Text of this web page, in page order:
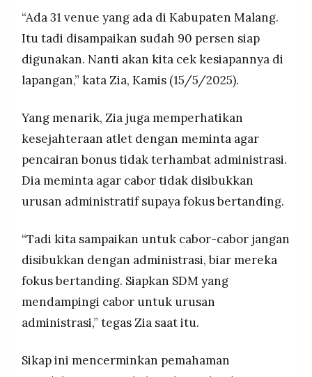
“Ada 31 venue yang ada di Kabupaten Malang.
Itu tadi disampaikan sudah 90 persen siap
digunakan. Nanti akan kita cek kesiapannya di
lapangan,” kata Zia, Kamis (15/5/2025).
Yang menarik, Zia juga memperhatikan
kesejahteraan atlet dengan meminta agar
pencairan bonus tidak terhambat administrasi.
Dia meminta agar cabor tidak disibukkan
urusan administratif supaya fokus bertanding.
“Tadi kita sampaikan untuk cabor-cabor jangan
disibukkan dengan administrasi, biar mereka
fokus bertanding. Siapkan SDM yang
mendampingi cabor untuk urusan
administrasi,” tegas Zia saat itu.
Sikap ini mencerminkan pemahaman